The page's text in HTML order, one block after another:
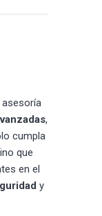
,
cumpla
que
en el
y